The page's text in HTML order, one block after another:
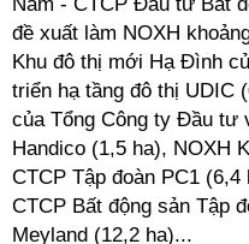
đề xuất làm NOXH
Khu đô thị mới Hạ Đình
triển hạ tầng đô thị UDIC
của Tổng Công ty Đầu tư
Handico (1,5 ha), NOXH
CTCP Tập đoàn PC1
CTCP Bất động sản Tập
Meyland (12,2 ha)...